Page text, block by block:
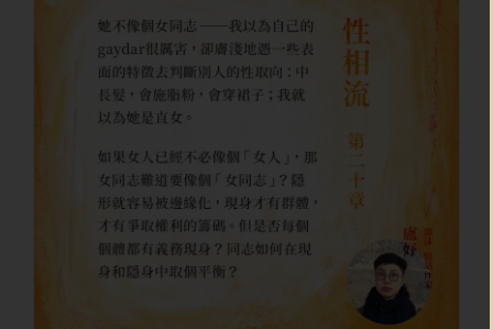
《性相流》第二十章
盧妤 駐站創作